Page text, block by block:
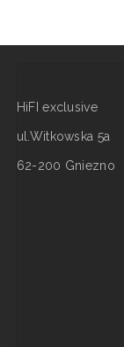
HiFI exclusive
ul.Witkowska 5a
62-200 Gniezno